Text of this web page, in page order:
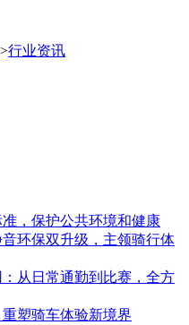
>行业资讯
，保护公共环境和健康
环保双升级，主领骑行体
从日常通勤到比赛，全方
塑骑车体验新境界